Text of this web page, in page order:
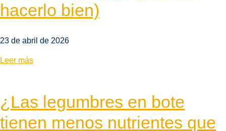
hacerlo bien)
23 de abril de 2026
Leer más
¿Las legumbres en bote
tienen menos nutrientes que